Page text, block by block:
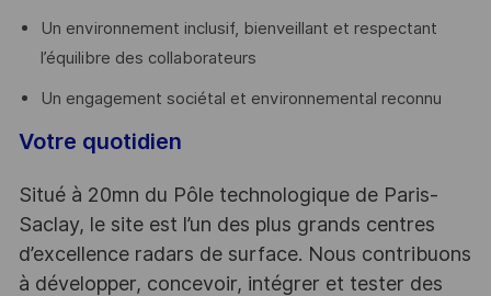
Un environnement inclusif, bienveillant et respectant
l’équilibre des collaborateurs
Un engagement sociétal et environnemental reconnu
Votre quotidien
Situé à 20mn du Pôle technologique de Paris-
Saclay, le site est l’un des plus grands centres
d’excellence radars de surface. Nous contribuons
à développer, concevoir, intégrer et tester des